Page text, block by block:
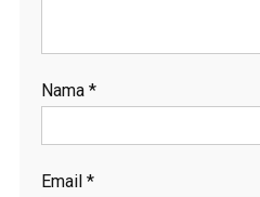
Nama *
Email *